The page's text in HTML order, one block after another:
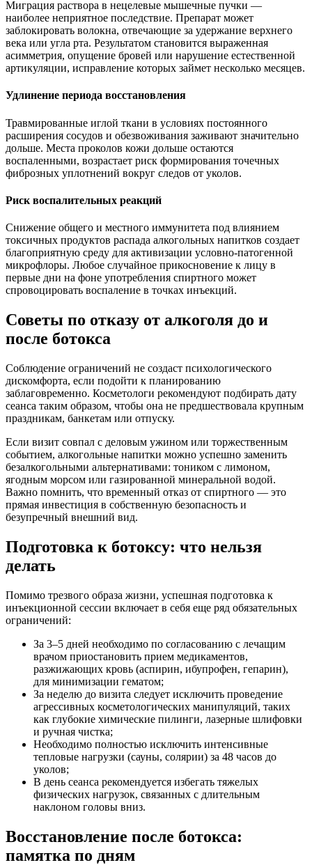
Миграция раствора в нецелевые мышечные пучки —
наиболее неприятное последствие. Препарат может
заблокировать волокна, отвечающие за удержание верхнего
века или угла рта. Результатом становится выраженная
асимметрия, опущение бровей или нарушение естественной
артикуляции, исправление которых займет несколько месяцев.
Удлинение периода восстановления
Травмированные иглой ткани в условиях постоянного
расширения сосудов и обезвоживания заживают значительно
дольше. Места проколов кожи дольше остаются
воспаленными, возрастает риск формирования точечных
фиброзных уплотнений вокруг следов от уколов.
Риск воспалительных реакций
Снижение общего и местного иммунитета под влиянием
токсичных продуктов распада алкогольных напитков создает
благоприятную среду для активизации условно-патогенной
микрофлоры. Любое случайное прикосновение к лицу в
первые дни на фоне употребления спиртного может
спровоцировать воспаление в точках инъекций.
Советы по отказу от алкоголя до и
после ботокса
Соблюдение ограничений не создаст психологического
дискомфорта, если подойти к планированию
заблаговременно. Косметологи рекомендуют подбирать дату
сеанса таким образом, чтобы она не предшествовала крупным
праздникам, банкетам или отпуску.
Если визит совпал с деловым ужином или торжественным
событием, алкогольные напитки можно успешно заменить
безалкогольными альтернативами: тоником с лимоном,
ягодным морсом или газированной минеральной водой.
Важно помнить, что временный отказ от спиртного — это
прямая инвестиция в собственную безопасность и
безупречный внешний вид.
Подготовка к ботоксу: что нельзя
делать
Помимо трезвого образа жизни, успешная подготовка к
инъекционной сессии включает в себя еще ряд обязательных
ограничений:
За 3–5 дней необходимо по согласованию с лечащим
врачом приостановить прием медикаментов,
разжижающих кровь (аспирин, ибупрофен, гепарин),
для минимизации гематом;
За неделю до визита следует исключить проведение
агрессивных косметологических манипуляций, таких
как глубокие химические пилинги, лазерные шлифовки
и ручная чистка;
Необходимо полностью исключить интенсивные
тепловые нагрузки (сауны, солярии) за 48 часов до
уколов;
В день сеанса рекомендуется избегать тяжелых
физических нагрузок, связанных с длительным
наклоном головы вниз.
Восстановление после ботокса:
памятка по дням